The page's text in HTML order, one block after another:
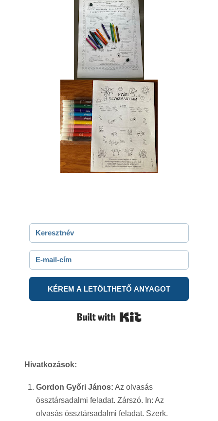
KÉREM A LETÖLTHETŐ ANYAGOT
Hivatkozások:
Gordon Győri János: Az olvasás
össztársadalmi feladat. Zárszó. In: Az
olvasás össztársadalmi feladat. Szerk.